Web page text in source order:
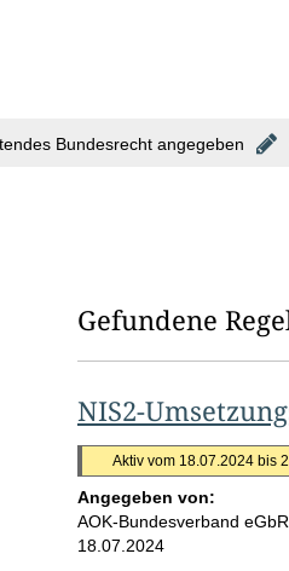
Bundesrecht angegeben
Gefundene
NIS2-
Aktiv vom 18.07.2024 bis
Angegeben von:
AOK-Bundesverband
18.07.2024